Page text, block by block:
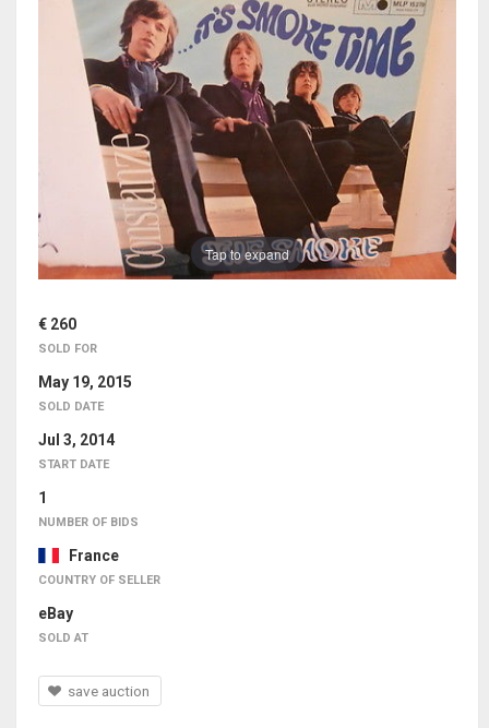
Tap to expand
€ 260
SOLD FOR
May 19, 2015
SOLD DATE
Jul 3, 2014
START DATE
1
NUMBER OF BIDS
France
COUNTRY OF SELLER
eBay
SOLD AT
save auction